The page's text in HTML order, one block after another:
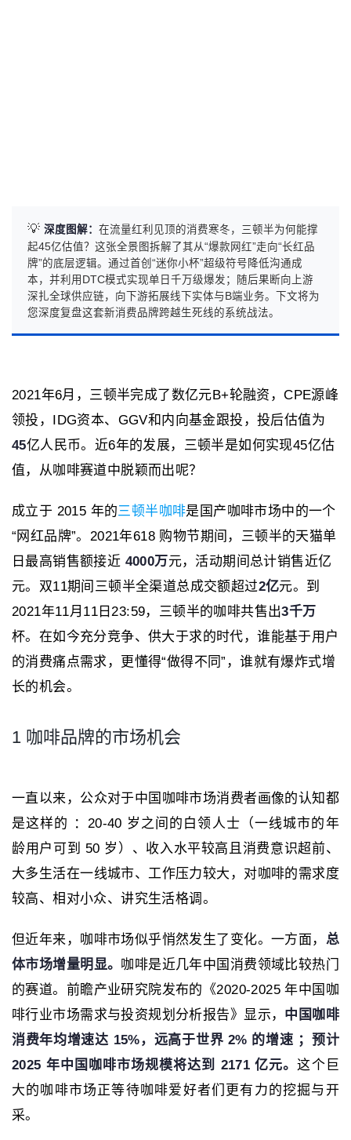
💡 深度图解： 在流量红利见顶的消费寒冬，三顿半为何能撑
起45亿估值？这张全景图拆解了其从“爆款网红”走向“长红品
牌”的底层逻辑。通过首创“迷你小杯”超级符号降低沟通成
本，并利用DTC模式实现单日千万级爆发；随后果断向上游
深扎全球供应链，向下游拓展线下实体与B端业务。下文将为
您深度复盘这套新消费品牌跨越生死线的系统战法。
2021年6月，三顿半完成了数亿元B+轮融资，CPE源峰
领投，IDG资本、GGV和内向基金跟投，投后估值为
45亿人民币。近6年的发展，三顿半是如何实现45亿估
值，从咖啡赛道中脱颖而出呢？
成立于 2015 年的三顿半咖啡是国产咖啡市场中的一个
“网红品牌”。2021年618 购物节期间，三顿半的天猫单
日最高销售额接近 4000万元，活动期间总计销售近亿
元。双11期间三顿半全渠道总成交额超过2亿元。到
2021年11月11日23:59，三顿半的咖啡共售出3千万
杯。在如今充分竞争、供大于求的时代，谁能基于用户
的消费痛点需求，更懂得“做得不同”，谁就有爆炸式增
长的机会。
1 咖啡品牌的市场机会
一直以来，公众对于中国咖啡市场消费者画像的认知都
是这样的 ：20-40 岁之间的白领人士（一线城市的年
龄用户可到 50 岁）、收入水平较高且消费意识超前、
大多生活在一线城市、工作压力较大，对咖啡的需求度
较高、相对小众、讲究生活格调。
但近年来，咖啡市场似乎悄然发生了变化。一方面， 总
体市场增量明显。 咖啡是近几年中国消费领域比较热门
的赛道。前瞻产业研究院发布的《2020-2025 年中国咖
啡行业市场需求与投资规划分析报告》显示， 中国咖啡
消费年均增速达 15%，远高于世界 2% 的增速 ；预计
2025 年中国咖啡市场规模将达到 2171 亿元。这个巨
大的咖啡市场正等待咖啡爱好者们更有力的挖掘与开
采。